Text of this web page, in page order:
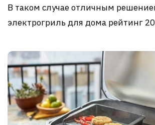
В таком случае отличным
электрогриль для дома рейтинг